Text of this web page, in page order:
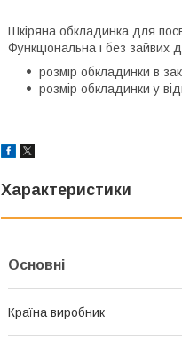
Шкіряна обкладинка для
Функціональна і без зайвих
розмір обкладинки в
розмір обкладинки у
Характеристики
Основні
Країна виробник